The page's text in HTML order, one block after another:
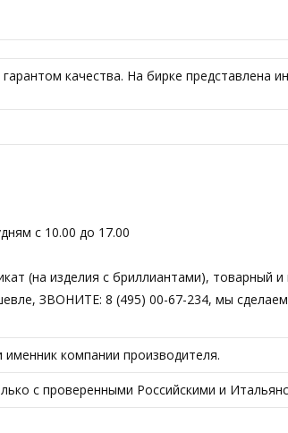
качества. На бирке представлена
с 10.00 до 17.00
(на изделия с бриллиантами), товарный и
ЗВОНИТЕ: 8 (495) 00-67-234, мы
компании производителя.
с проверенными Российскими и